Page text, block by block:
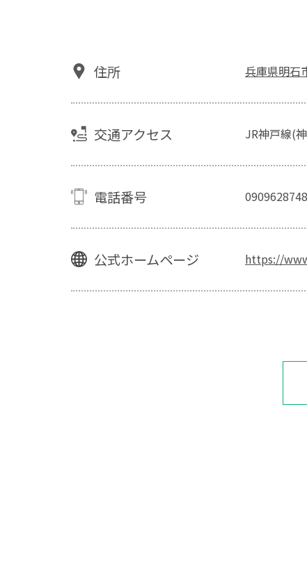
住所 兵庫県明石
交通アクセス JR神戸線(
電話番号
公式ホームページ https://